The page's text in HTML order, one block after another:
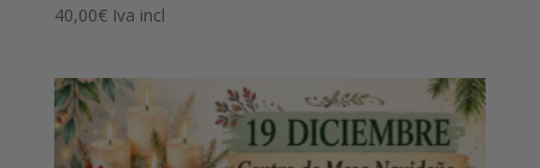
40,00€ Iva incl